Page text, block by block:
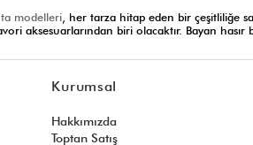
modelleri , her tarza hitap eden bir çeşitliliğe
aksesuarlarından biri olacaktır. Bayan hasır
eden şeffaf ve bütçe dostu bir politika
bir stil yatırımına dönüştürür. Nitelikli
Kurumsal
Hakkımızda
Toptan Satış